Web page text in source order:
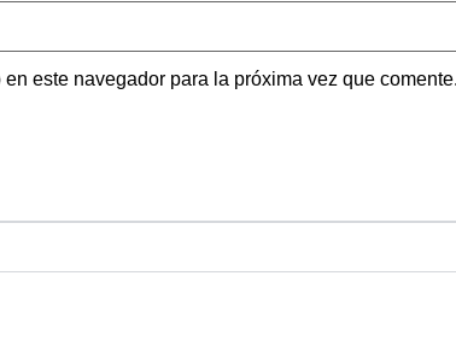
este navegador para la próxima vez que comente.